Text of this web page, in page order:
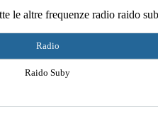
le altre frequenze radio raido
Radio
Raido Suby